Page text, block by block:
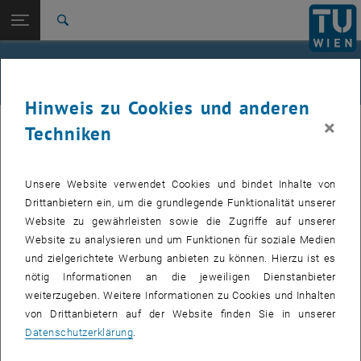
TU Login
Studium
International
Zur 1. Menü Ebene
TU Wien
Zurück: Subseiten von FWF §27 Projekte auflisten
Zurück zur letzten Ebene:
FWF §27 Projekte
Anlagen bis zu einem Anschaffungswert von EUR 250.000,00
Der Anlagenkauf erfolgt direkt über den betreffenden Innenauftrag,
die bei §26 Projekten benötigte Disponierung vor Ankauf entfällt
daher.
Unter Anlagevermögen sind Gegenstände zu verstehen, deren
Anschaffungswert ab 1.500€ (inkl. Umsatzsteuer und Nebenkosten)
Hinweis zu Cookies und anderen
Techniken
×
Unsere Website verwendet Cookies und bindet Inhalte von
Drittanbietern ein, um die grundlegende Funktionalität unserer
Website zu gewährleisten sowie die Zugriffe auf unserer
Website zu analysieren und um Funktionen für soziale Medien
und zielgerichtete Werbung anbieten zu können. Hierzu ist es
nötig Informationen an die jeweiligen Dienstanbieter
weiterzugeben. Weitere Informationen zu Cookies und Inhalten
von Drittanbietern auf der Website finden Sie in unserer
Datenschutzerklärung.